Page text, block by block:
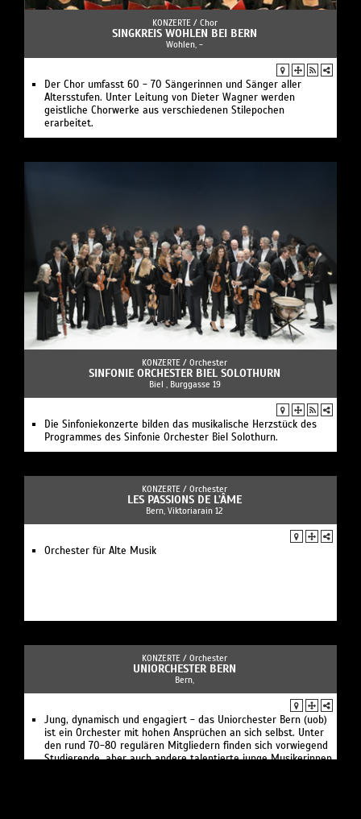
KONZERTE / Chor
SINGKREIS WOHLEN BEI BERN
Wohlen, -
Der Chor umfasst 60 - 70 Sängerinnen und Sänger aller
Altersstufen. Unter Leitung von Dieter Wagner werden
geistliche Chorwerke aus verschiedenen Stilepochen
erarbeitet.
KONZERTE / Orchester
SINFONIE ORCHESTER BIEL SOLOTHURN
Biel , Burggasse 19
Die Sinfoniekonzerte bilden das musikalische Herzstück des
Programmes des Sinfonie Orchester Biel Solothurn.
KONZERTE / Orchester
LES PASSIONS DE L’ÂME
Bern, Viktoriarain 12
Orchester für Alte Musik
KONZERTE / Orchester
UNIORCHESTER BERN
Bern,
Jung, dynamisch und engagiert - das Uniorchester Bern (uob)
ist ein Orchester mit hohen Ansprüchen an sich selbst. Unter
den rund 70-80 regulären Mitgliedern finden sich vorwiegend
Studierende, aber auch andere talentierte junge Musikerinnen